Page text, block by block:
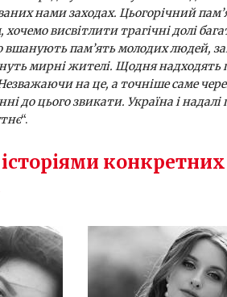
нами заходах. Цьогорічний
висвітлити трагічні долі
вшанують пам’ять молодих людей,
мирні жителі. Щодня
на це, а точніше саме
до цього звикати. Україна і
“.